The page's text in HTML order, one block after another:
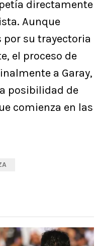
directamente
Aunque
su trayectoria
el proceso de
a Garay,
posibilidad de
comienza en las